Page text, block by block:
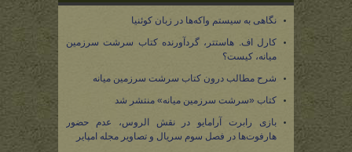
نگاهی به سیستم واکه‌ها در زبان کوئنیا
کارل اف. هاستتر، گردآورنده کتاب سرشت سرزمین
میانه، کیست؟
شرح مطالب درون کتاب سرشت سرزمین میانه
کتاب «سرشت سرزمین میانه» منتشر شد
بازی رابرت آرامایو در نقش الروس، عدم حضور
هارفوت‌ها در فصل سوم سریال و تصاویر مجله امپایر